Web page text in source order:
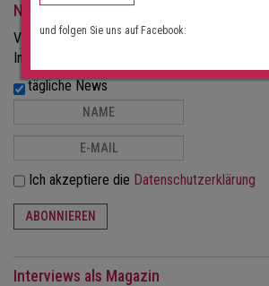
Newsletter
Verpassen Sie keine News und erhalten Sie
Interview mit einem Klassikstar:
tägliche News
Ich akzeptiere die Datenschutzerklärung
ABONNIEREN
Interviews als Magazin
und folgen Sie uns auf Facebook: